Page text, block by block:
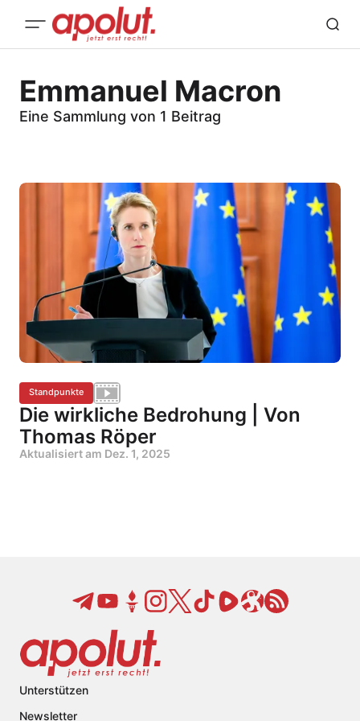
Emmanuel Macron
Eine Sammlung von 1 Beitrag
Standpunkte
Die wirkliche Bedrohung | Von
Thomas Röper
Aktualisiert am Dez. 1, 2025
Unterstützen
Newsletter